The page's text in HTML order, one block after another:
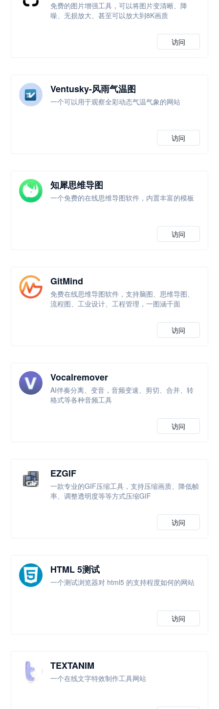
免费的图片增强工具，可以将图片变清晰、降
噪、无损放大、甚至可以放大到8K画质
访问
Ventusky-风雨气温图
一个可以用于观察全彩动态气温气象的网站
访问
知犀思维导图
一个免费的在线思维导图软件，内置丰富的模板
访问
GitMind
免费在线思维导图软件，支持脑图、思维导图、
流程图、工业设计、工程管理，一图涵千面
访问
Vocalremover
AI伴奏分离、变音，音频变速、剪切、合并、转
格式等各种音频工具
访问
EZGIF
一款专业的GIF压缩工具，支持压缩画质、降低帧
率、调整透明度等等方式压缩GIF
访问
HTML 5测试
一个测试浏览器对 html5 的支持程度如何的网站
访问
TEXTANIM
一个在线文字特效制作工具网站